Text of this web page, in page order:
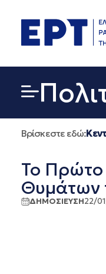
περιεχόμενο
Βρίσκεστε εδώ:
Το Πρώτο
Θυμάτων
ΔΗΜΟΣΙΕΥΣΗ22/